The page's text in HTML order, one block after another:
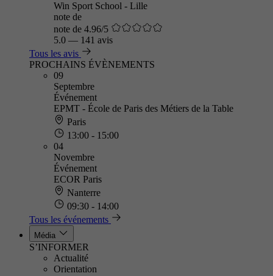
Win Sport School - Lille
note de
note de 4.96/5
5.0 — 141 avis
Tous les avis
PROCHAINS ÉVÈNEMENTS
09
Septembre
Événement
EPMT - École de Paris des Métiers de la Table
Paris
13:00 - 15:00
04
Novembre
Événement
ECOR Paris
Nanterre
09:30 - 14:00
Tous les événements
Média
S’INFORMER
Actualité
Orientation